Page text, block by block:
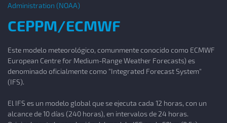
Administration (NOAA)
CEPPM/ECMWF
Este modelo meteorológico, comunmente conocido como ECMWF
European Centre for Medium-Range Weather Forecasts) es
denominado oficialmente como "Integrated Forecast System"
(IFS).
El IFS es un modelo global que se ejecuta cada 12 horas, con un
alcance de 10 días (240 horas), en intervalos de 24 horas.